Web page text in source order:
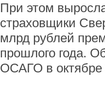
При этом
страховщики
млрд рублей
прошлого года.
ОСАГО в октябре